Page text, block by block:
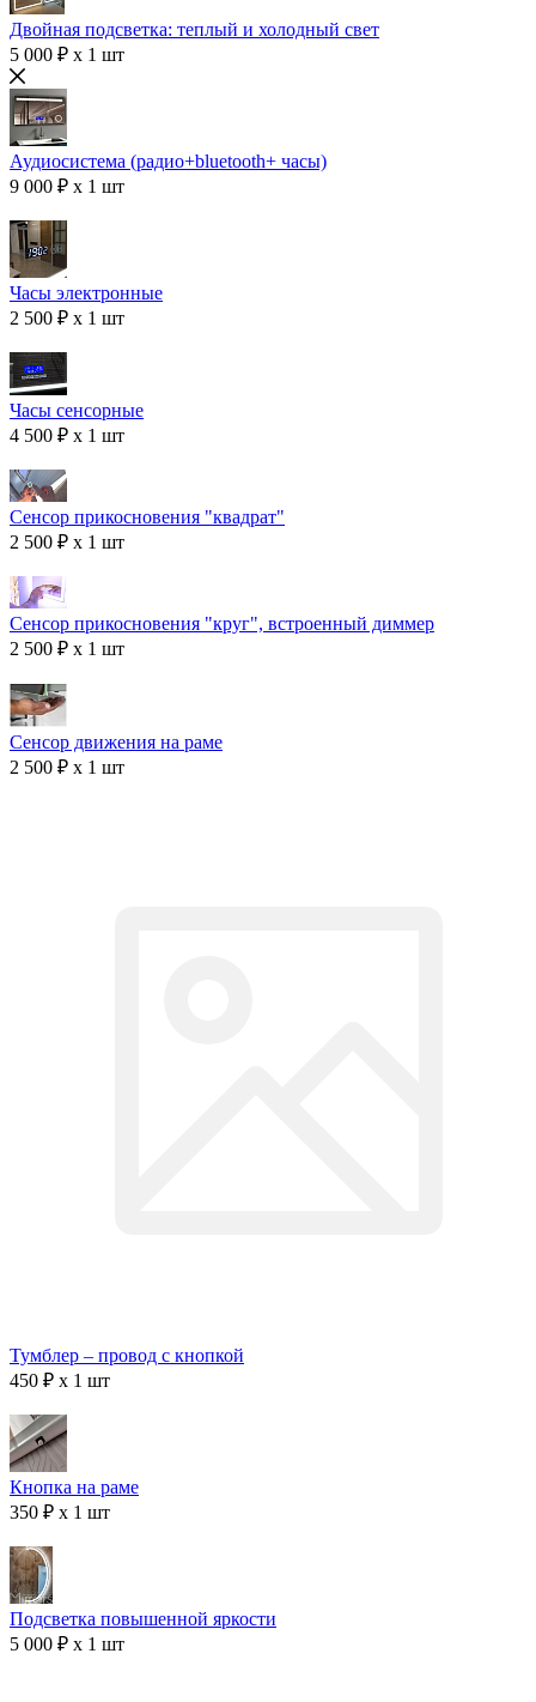
Двойная подсветка: теплый и холодный свет
5 000 ₽ x 1 шт
Аудиосистема (радио+bluetooth+ часы)
9 000 ₽ x 1 шт
Часы электронные
2 500 ₽ x 1 шт
Часы сенсорные
4 500 ₽ x 1 шт
Сенсор прикосновения "квадрат"
2 500 ₽ x 1 шт
Сенсор прикосновения "круг", встроенный диммер
2 500 ₽ x 1 шт
Сенсор движения на раме
2 500 ₽ x 1 шт
Тумблер – провод с кнопкой
450 ₽ x 1 шт
Кнопка на раме
350 ₽ x 1 шт
Подсветка повышенной яркости
5 000 ₽ x 1 шт